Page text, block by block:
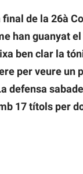
de la 26à
han guanyat
ben clar la
per veure un
defensa
17 títols per